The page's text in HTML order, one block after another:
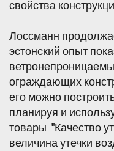
свойства
Лоссманн
эстонский опыт
ограждающих
его можно
планируя и
товары. "Качество
величина утечки